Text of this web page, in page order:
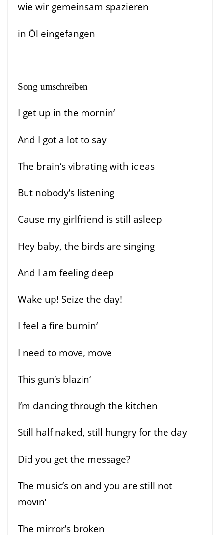
wie wir gemeinsam spazieren
in Öl eingefangen
Song umschreiben
I get up in the mornin‘
And I got a lot to say
The brain‘s vibrating with ideas
But nobody’s listening
Cause my girlfriend is still asleep
Hey baby, the birds are singing
And I am feeling deep
Wake up! Seize the day!
I feel a fire burnin‘
I need to move, move
This gun’s blazin‘
I’m dancing through the kitchen
Still half naked, still hungry for the day
Did you get the message?
The music’s on and you are still not
movin‘
The mirror’s broken